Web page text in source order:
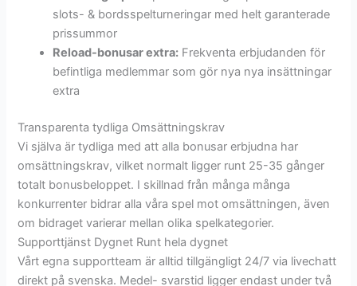
slots- & bordsspelturneringar med helt garanterade
prissummor
Reload-bonusar extra: Frekventa erbjudanden för
befintliga medlemmar som gör nya nya insättningar
extra
Transparenta tydliga Omsättningskrav
Vi själva är tydliga med att alla bonusar erbjudna har
omsättningskrav, vilket normalt ligger runt 25-35 gånger
totalt bonusbeloppet. I skillnad från många många
konkurrenter bidrar alla våra spel mot omsättningen, även
om bidraget varierar mellan olika spelkategorier.
Supporttjänst Dygnet Runt hela dygnet
Vårt egna supportteam är alltid tillgängligt 24/7 via livechatt
direkt på svenska. Medel- svarstid ligger endast under två